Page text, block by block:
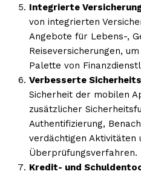
Integrierte
von integrierten
Angebote für Lebens-,
Reiseversicherungen,
Palette von
Verbesserte
Sicherheit der mobilen
zusätzlicher
Authentifizierung,
verdächtigen Aktivitäten
Überprüfungsverfahren.
Kredit- und